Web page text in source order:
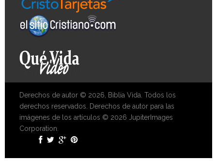
Derechos de autor © 2026, Biblia Vida. Todos los
derechos reservados. Derechos de autor para las
imágenes de los artículos © 2026 JupiterImages
Corporation.